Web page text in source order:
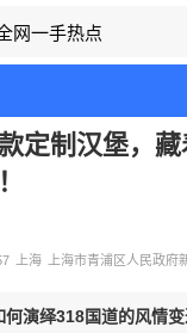
网一手热点
定制汉堡，藏
上海
上海市青浦区人民政府
何演绎318国道的风情变